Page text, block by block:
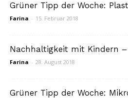
Grüner Tipp der Woche:
Farina - 15. Februar 2018
Nachhaltigkeit mit Kindern –
Farina - 28. August 2018
Grüner Tipp der Woche: